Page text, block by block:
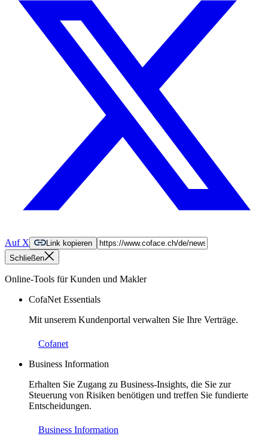
Auf X
Link kopieren
Schließen
Online-Tools für Kunden und Makler
CofaNet Essentials
Mit unserem Kundenportal verwalten Sie Ihre Verträge.
Cofanet
Business Information
Erhalten Sie Zugang zu Business-Insights, die Sie zur
Steuerung von Risiken benötigen und treffen Sie fundierte
Entscheidungen.
Business Information